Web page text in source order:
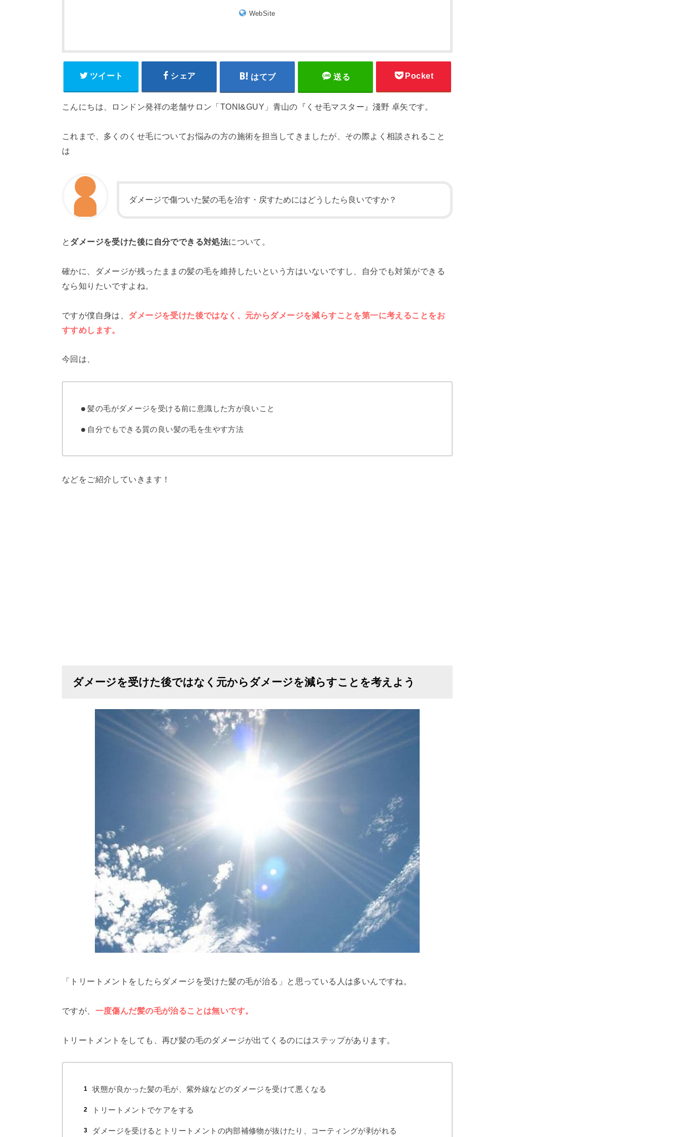
WebSite
ツイート シェア はてブ 送る Pocket
こんにちは、ロンドン発祥の老舗サロン「TONI&GUY」青山の『くせ毛マスター』淺野 卓矢です。
これまで、多くのくせ毛についてお悩みの方の施術を担当してきましたが、その際よく相談されること
は
ダメージで傷ついた髪の毛を治す・戻すためにはどうしたら良いですか？
と ダメージを受けた後に自分でできる対処法について。
確かに、ダメージが残ったままの髪の毛を維持したいという方はいないですし、自分でも対策ができる
なら知りたいですよね。
ですが僕自身は、 ダメージを受けた後ではなく、元からダメージを減らすことを第一に考えることをお
すすめします。
今回は、
髪の毛がダメージを受ける前に意識した方が良いこと
自分でもできる質の良い髪の毛を生やす方法
などをご紹介していきます！
ダメージを受けた後ではなく元からダメージを減らすことを考えよう
「トリートメントをしたらダメージを受けた髪の毛が治る」と思っている人は多いんですね。
ですが、 一度傷んだ髪の毛が治ることは無いです。
トリートメントをしても、再び髪の毛のダメージが出てくるのにはステップがあります。
状態が良かった髪の毛が、紫外線などのダメージを受けて悪くなる
トリートメントでケアをする
ダメージを受けるとトリートメントの内部補修物が抜けたり、コーティングが剥がれる